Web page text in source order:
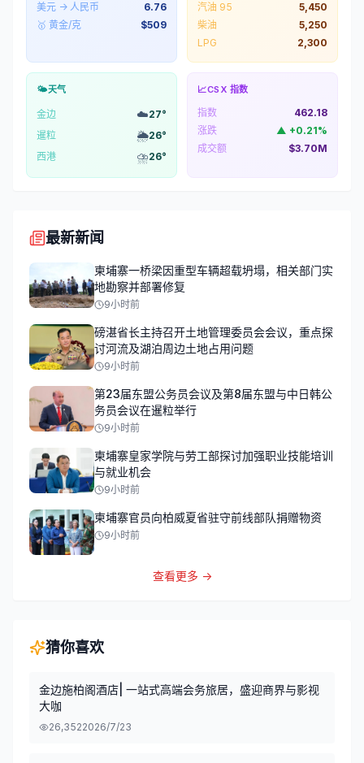
美元 → 人民币
6.76
🥇 黄金/克
$509
汽油 95
5,450
柴油
5,250
LPG
2,300
🌤️天气
金边 ☁️27°
暹粒
🌦️26°
西港
⛈️26°
📈CSX 指数
指数
462.18
涨跌
▲ +0.21%
成交额
$3.70M
最新新闻
柬埔寨一桥梁因重型车辆超载坍塌，相关部门实
地勘察并部署修复
9小时前
磅湛省长主持召开土地管理委员会会议，重点探
讨河流及湖泊周边土地占用问题
9小时前
第23届东盟公务员会议及第8届东盟与中日韩公
务员会议在暹粒举行
9小时前
柬埔寨皇家学院与劳工部探讨加强职业技能培训
与就业机会
9小时前
柬埔寨官员向柏威夏省驻守前线部队捐赠物资
9小时前
查看更多 →
猜你喜欢
金边施柏阁酒店| 一站式高端会务旅居，盛迎商界与影视
大咖
26,3522026/7/23